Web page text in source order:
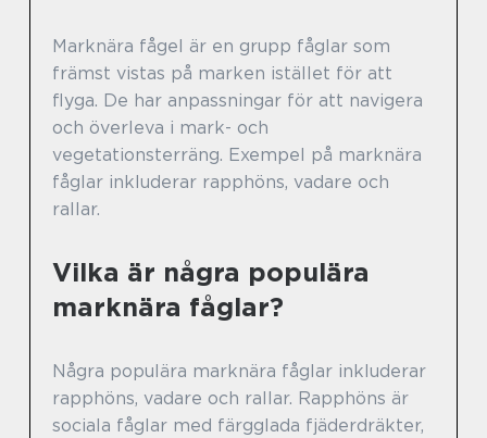
Marknära fågel är en grupp fåglar som
främst vistas på marken istället för att
flyga. De har anpassningar för att navigera
och överleva i mark- och
vegetationsterräng. Exempel på marknära
fåglar inkluderar rapphöns, vadare och
rallar.
Vilka är några populära
marknära fåglar?
Några populära marknära fåglar inkluderar
rapphöns, vadare och rallar. Rapphöns är
sociala fåglar med färgglada fjäderdräkter,